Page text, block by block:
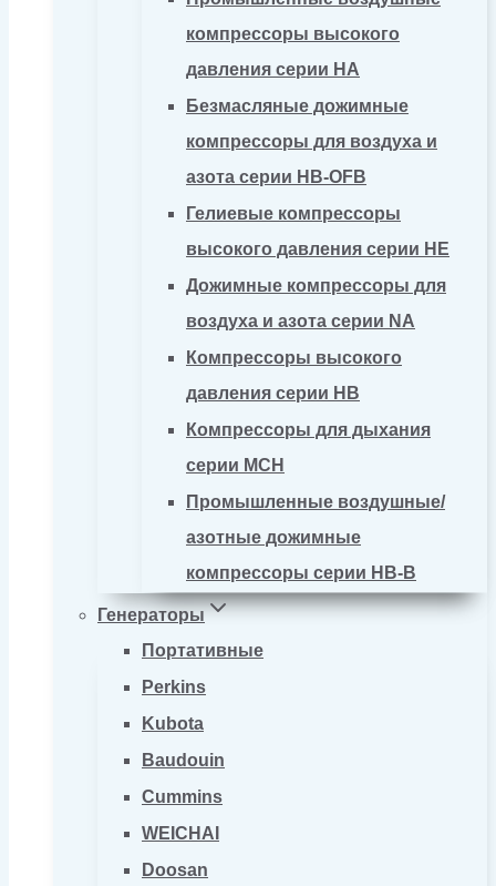
компрессоры высокого
давления серии HA
Безмасляные дожимные
компрессоры для воздуха и
азота серии HB-OFB
Гелиевые компрессоры
высокого давления серии HE
Дожимные компрессоры для
воздуха и азота серии NA
Компрессоры высокого
давления серии HB
Компрессоры для дыхания
серии MCH
Промышленные воздушные/
азотные дожимные
компрессоры серии HB-B
Генераторы
Портативные
Perkins
Kubota
Baudouin
Cummins
WEICHAI
Doosan